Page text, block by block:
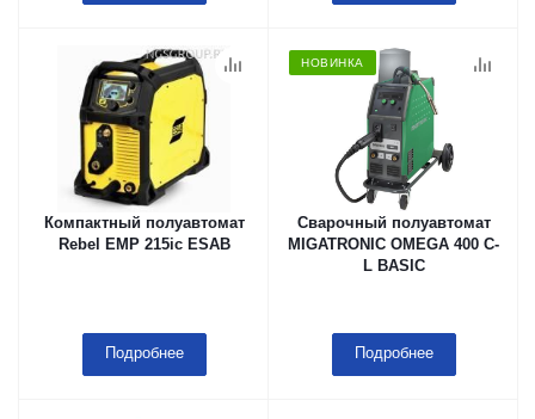
Компактный полуавтомат
Rebel EMP 215ic ESAB
Подробнее
НОВИНКА
Сварочный полуавтомат
MIGATRONIC OMEGA 400 C-
L BASIC
Подробнее